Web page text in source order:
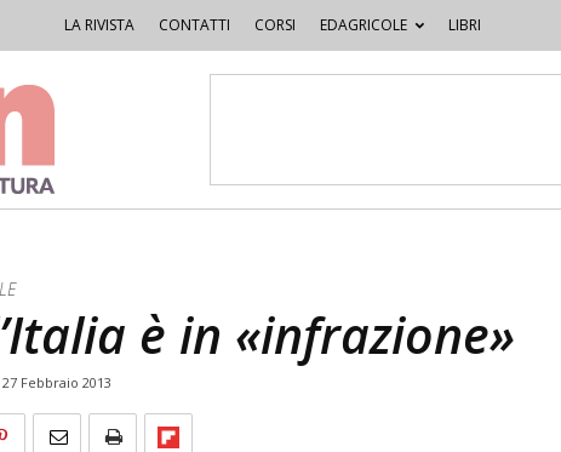
LA RIVISTA CONTATTI CORSI EDAGRICOLE LIBRI
è in «infrazione»
27 Febbraio 2013